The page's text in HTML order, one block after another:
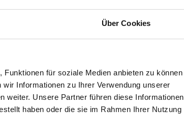
Über Cookies
für soziale Medien anbieten zu können
Informationen zu Ihrer Verwendung unserer
weiter. Unsere Partner führen diese Informationen
haben oder die sie im Rahmen Ihrer Nutzung